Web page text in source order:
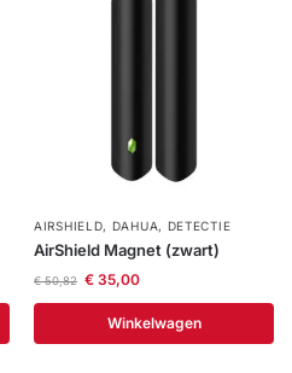
AIRSHIELD, DAHUA, DETECTIE
AirShield Magnet (zwart)
€50,82 €35,00
Winkelwagen